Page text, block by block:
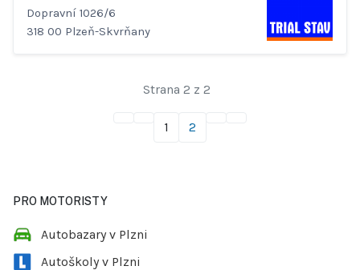
Dopravní 1026/6
318 00 Plzeň-Skvrňany
Strana 2 z 2
1 2
PRO MOTORISTY
Autobazary v Plzni
Autoškoly v Plzni